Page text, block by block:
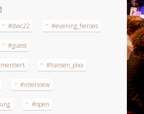
#dwc22 #evening_heroes
#guest
#hansen_pixx
#interview
#open